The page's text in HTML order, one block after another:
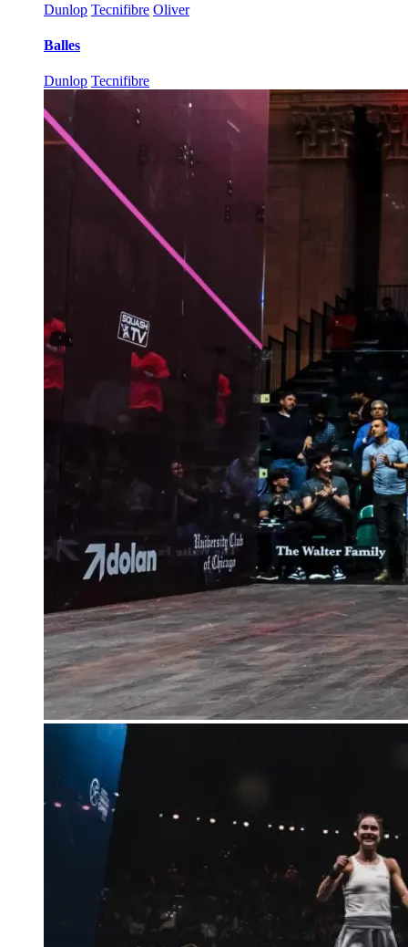
Dunlop Tecnifibre Oliver
Balles
Dunlop Tecnifibre